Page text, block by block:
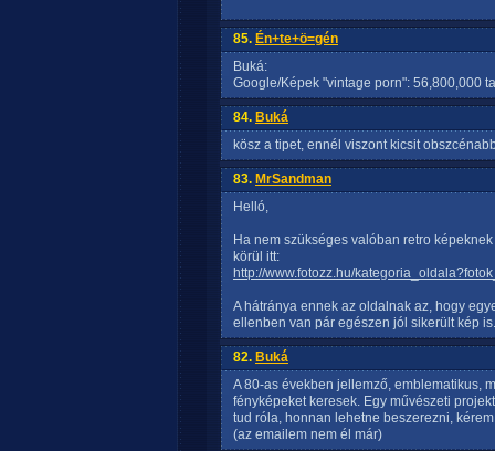
85. Én+te+ö=gén
Buká:
Google/Képek "vintage porn": 56,800,000
84. Buká
kösz a tipet, ennél viszont kicsit
83. MrSandman
Helló,
Ha nem szükséges valóban retro
körül itt:
http://www.fotozz.hu/
A hátránya ennek az oldalnak az, hogy
ellenben van pár egészen jól sikerült kép is.
82. Buká
A 80-as években jellemző, emblematikus,
fényképeket keresek. Egy művészeti
tud róla, honnan lehetne beszerezni,
(az emailem nem él már)